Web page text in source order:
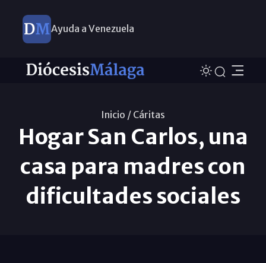
Ayuda a Venezuela
Inicio / Cáritas
Hogar San Carlos, una
casa para madres con
dificultades sociales